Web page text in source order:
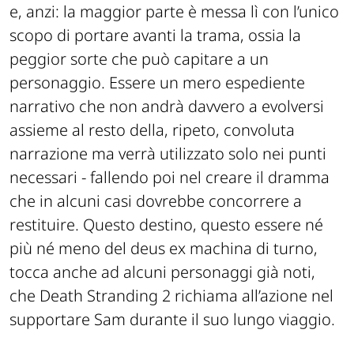
e, anzi: la maggior parte è messa lì con l’unico
scopo di portare avanti la trama, ossia la
peggior sorte che può capitare a un
personaggio. Essere un mero espediente
narrativo che non andrà davvero a evolversi
assieme al resto della, ripeto, convoluta
narrazione ma verrà utilizzato solo nei punti
necessari - fallendo poi nel creare il dramma
che in alcuni casi dovrebbe concorrere a
restituire. Questo destino, questo essere né
più né meno del deus ex machina di turno,
tocca anche ad alcuni personaggi già noti,
che Death Stranding 2 richiama all’azione nel
supportare Sam durante il suo lungo viaggio.